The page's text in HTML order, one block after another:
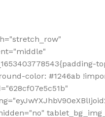
color: #1246ab